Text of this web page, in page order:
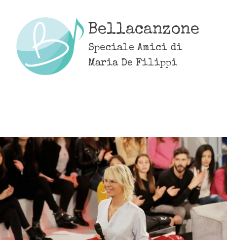
content
Bellacanzone
Speciale Amici di
Maria De Filippi